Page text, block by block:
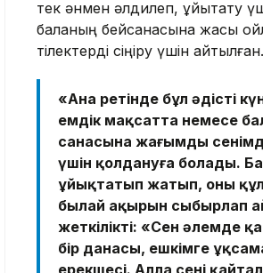
тек әнмен әлдилеп, ұйықтату
баланың бейсанасына жақсы
тілектерді сіңіру үшін айтылған.
«Ана ретінде бұл әдісті
емдік мақсатта немесе
санасына жағымды
үшін қолдануға болады.
ұйықтатып жатып, оның
былай ақырын сыбырлап
жеткілікті: «Сен әлемде
бір данасың, ешкімге